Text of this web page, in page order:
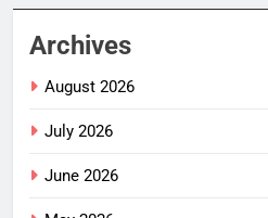
Archives
August 2026
July 2026
June 2026